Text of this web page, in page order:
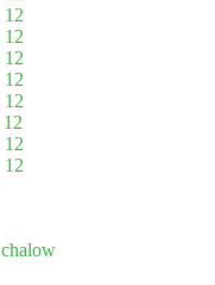
12
12
12
12
12
12
12
12
chalow